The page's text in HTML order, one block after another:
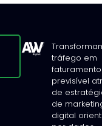
tráfego em
faturamento
previsível
de
de
digital